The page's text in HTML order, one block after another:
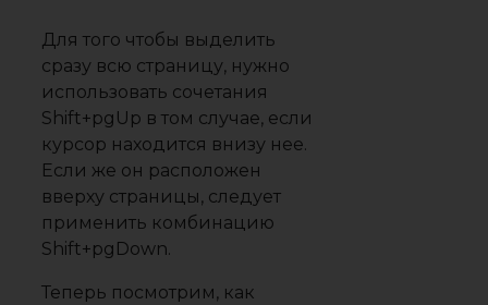
Для того чтобы выделить
сразу всю страницу, нужно
использовать сочетания
Shift+pgUp в том случае, если
курсор находится внизу нее.
Если же он расположен
вверху страницы, следует
применить комбинацию
Shift+pgDown.
Теперь посмотрим, как